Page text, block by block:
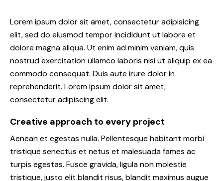
Lorem ipsum dolor sit amet, consectetur adipisicing
elit, sed do eiusmod tempor incididunt ut labore et
dolore magna aliqua. Ut enim ad minim veniam, quis
nostrud exercitation ullamco laboris nisi ut aliquip ex ea
commodo consequat. Duis aute irure dolor in
reprehenderit. Lorem ipsum dolor sit amet,
consectetur adipiscing elit.
Creative approach to every project
Aenean et egestas nulla. Pellentesque habitant morbi
tristique senectus et netus et malesuada fames ac
turpis egestas. Fusce gravida, ligula non molestie
tristique, justo elit blandit risus, blandit maximus augue